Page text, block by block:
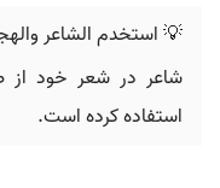
💡 استخدم الشاعر
شاعر در شعر خود از
استفاده کرده است.